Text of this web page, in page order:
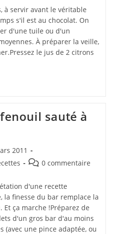
publication :
à servir avant le véritable
s'il est au chocolat. On
d'une tuile ou d'un
À préparer la veille,
le jus de 2 citrons
sauté à
2011
Commentaires
la
publication :
0 commentaire
d'une recette
la finesse du bar remplace la
ça marche !Préparez de
d'un gros bar d'au moins
(avec une pince adaptée, ou